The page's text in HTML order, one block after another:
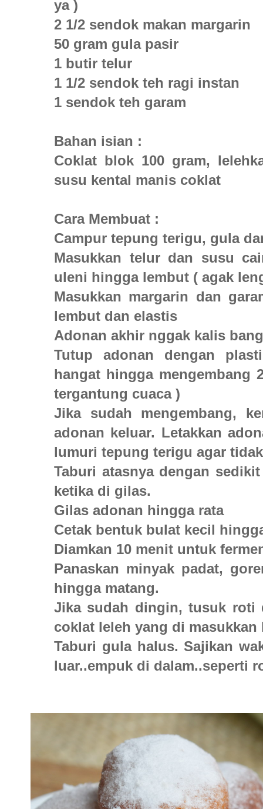
ya )
2 1/2 sendok makan margarin
50 gram gula pasir
1 butir telur
1 1/2 sendok teh ragi instan
1 sendok teh garam
Bahan isian :
Coklat blok 100 gram,
susu kental manis coklat
Cara Membuat :
Campur tepung terigu, gula
Masukkan telur dan susu
uleni hingga lembut ( agak
Masukkan margarin dan
lembut dan elastis
Adonan akhir nggak kalis
Tutup adonan dengan
hangat hingga mengembang
tergantung cuaca )
Jika sudah mengembang,
adonan keluar. Letakkan
lumuri tepung terigu agar
Taburi atasnya dengan
ketika di gilas.
Gilas adonan hingga rata
Cetak bentuk bulat kecil
Diamkan 10 menit untuk
Panaskan minyak padat,
hingga matang.
Jika sudah dingin, tusuk roti
coklat leleh yang di
Taburi gula halus. Sajikan
luar..empuk di dalam..seperti